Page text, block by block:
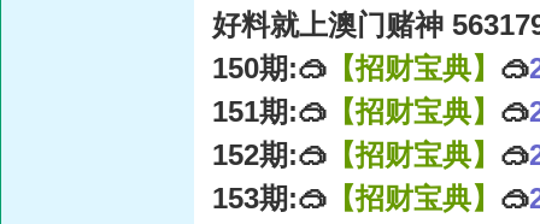
好料就上澳门赌神
150期:🥽 【招财宝典】 🥽
151期:🥽 【招财宝典】 🥽
152期:🥽 【招财宝典】 🥽
153期:🥽 【招财宝典】 🥽